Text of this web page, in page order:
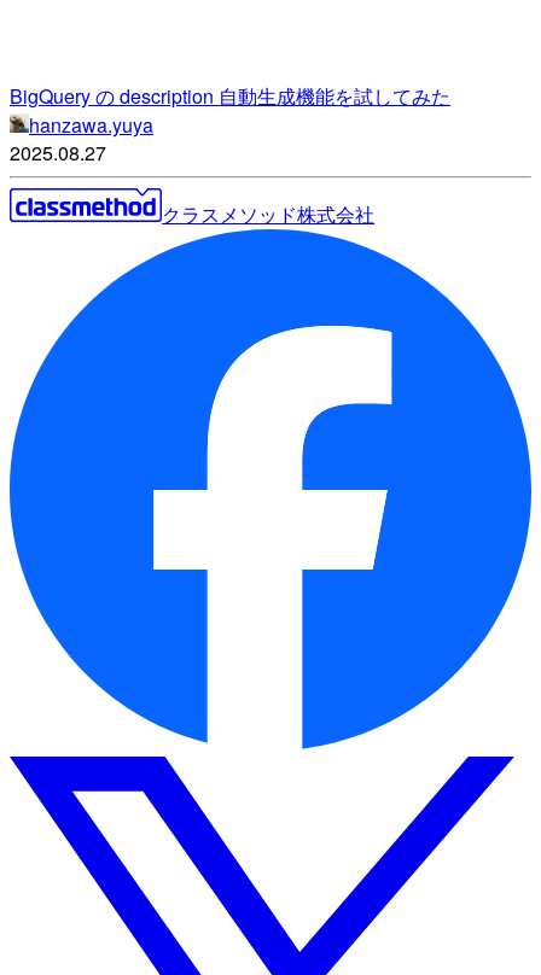
BigQuery の description 自動生成機能を試してみた
hanzawa.yuya
2025.08.27
クラスメソッド株式会社